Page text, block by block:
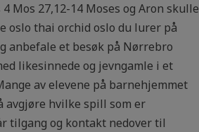
Mos 27,12-14 Moses og Aron skulle
oslo thai orchid oslo du lurer på
anbefale et besøk på Nørrebro
likesinnede og jevngamle i et
av elevene på barnehjemmet
avgjøre hvilke spill som er
tilgang og kontakt nedover til